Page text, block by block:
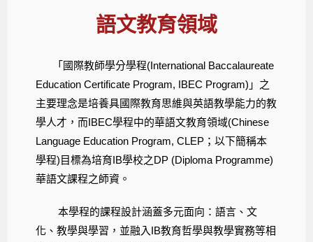
語文教育領域
「國際教師學分學程(International Baccalaureate
Education Certificate Program, IBEC Program)」之
主要理念是培養具國際教育思維與英語教學能力的教
學人才，而IBEC學程中的華語文教育領域(Chinese
Language Education Program, CLEP；以下簡稱本
學程)目標為培育IB學校之DP (Diploma Programme)
華語文課程之師資。
本學程的課程設計涵蓋多元面向：語言、文
化、教學與學習，並融入IB教育哲學與教學實務等相